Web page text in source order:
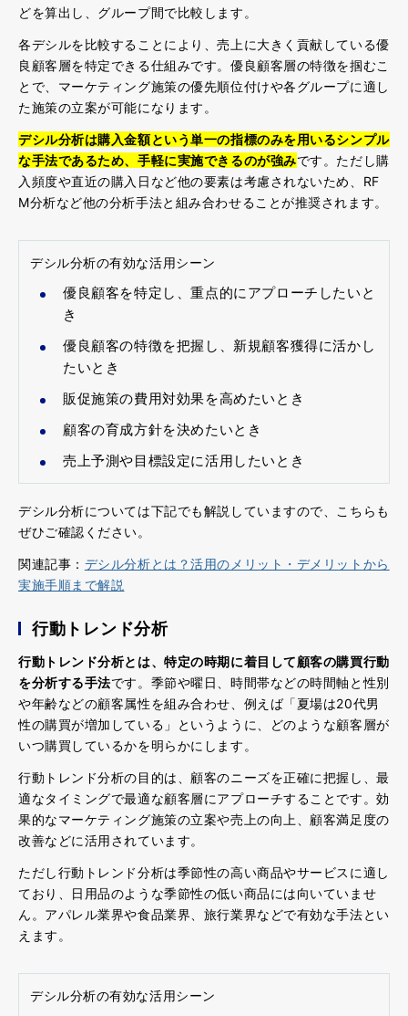
どを算出し、グループ間で比較します。
各デシルを比較することにより、売上に大きく貢献している優
良顧客層を特定できる仕組みです。優良顧客層の特徴を掴むこ
とで、マーケティング施策の優先順位付けや各グループに適し
た施策の立案が可能になります。
デシル分析は購入金額という単一の指標のみを用いるシンプル
な手法であるため、手軽に実施できるのが強みです。ただし購
入頻度や直近の購入日など他の要素は考慮されないため、RF
M分析など他の分析手法と組み合わせることが推奨されます。
デシル分析の有効な活用シーン
優良顧客を特定し、重点的にアプローチしたいと
き
優良顧客の特徴を把握し、新規顧客獲得に活かし
たいとき
販促施策の費用対効果を高めたいとき
顧客の育成方針を決めたいとき
売上予測や目標設定に活用したいとき
デシル分析については下記でも解説していますので、こちらも
ぜひご確認ください。
関連記事： デシル分析とは？活用のメリット・デメリットから
実施手順まで解説
行動トレンド分析
行動トレンド分析とは、特定の時期に着目して顧客の購買行動
を分析する手法です。季節や曜日、時間帯などの時間軸と性別
や年齢などの顧客属性を組み合わせ、例えば「夏場は20代男
性の購買が増加している」というように、どのような顧客層が
いつ購買しているかを明らかにします。
行動トレンド分析の目的は、顧客のニーズを正確に把握し、最
適なタイミングで最適な顧客層にアプローチすることです。効
果的なマーケティング施策の立案や売上の向上、顧客満足度の
改善などに活用されています。
ただし行動トレンド分析は季節性の高い商品やサービスに適し
ており、日用品のような季節性の低い商品には向いていませ
ん。アパレル業界や食品業界、旅行業界などで有効な手法とい
えます。
デシル分析の有効な活用シーン